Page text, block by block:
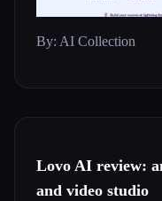
By: AI Collection
Lovo AI review:
and video studio